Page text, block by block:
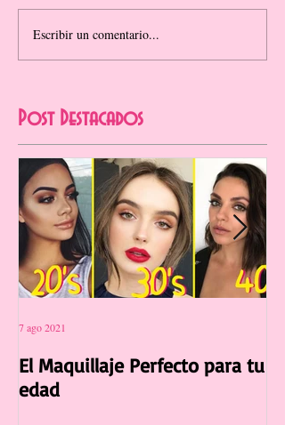
Escribir un comentario...
Post Destacados
El Maquillaje Perfecto para tu
edad
7 ago 2021